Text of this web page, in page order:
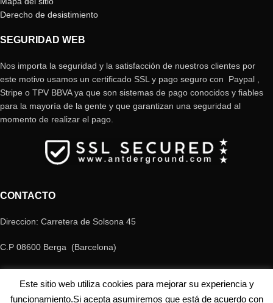
Derecho de desistimiento
SEGURIDAD WEB
Nos importa la seguridad y la satisfacción de nuestros clientes por
este motivo usamos un certificado SSL y pago seguro con Paypal ,
Stripe o TPV BBVA ya que son sistemas de pago conocidos y fiables
para la mayoría de la gente y que garantizan una seguridad al
momento de realizar el pago.
CONTACTO
Direccion: Carretera de Solsona 45
C.P 08600 Berga (Barcelona)
Telefono: +34 658 80 99 05
E-mail: antderground@gmail.com
Este sitio web utiliza cookies para mejorar su experiencia y
funcionamiento.Si acepta asumiremos que está de acuerdo con